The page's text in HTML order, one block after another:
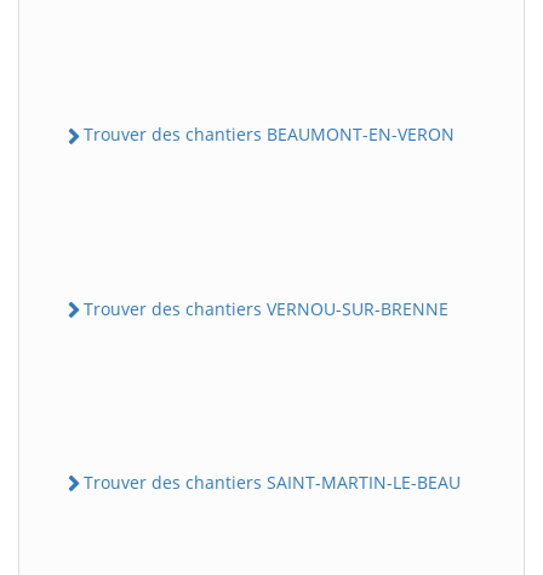
Trouver des chantiers BEAUMONT-EN-VERON
Trouver des chantiers VERNOU-SUR-BRENNE
Trouver des chantiers SAINT-MARTIN-LE-BEAU